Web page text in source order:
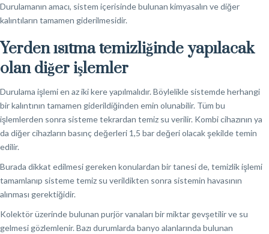
Durulamanın amacı, sistem içerisinde bulunan kimyasalın ve diğer
kalıntıların tamamen giderilmesidir.
Yerden ısıtma temizliğinde yapılacak
olan diğer işlemler
Durulama işlemi en az iki kere yapılmalıdır. Böylelikle sistemde herhangi
bir kalıntının tamamen giderildiğinden emin olunabilir. Tüm bu
işlemlerden sonra sisteme tekrardan temiz su verilir. Kombi cihazının ya
da diğer cihazların basınç değerleri 1,5 bar değeri olacak şekilde temin
edilir.
Burada dikkat edilmesi gereken konulardan bir tanesi de, temizlik işlemi
tamamlanıp sisteme temiz su verildikten sonra sistemin havasının
alınması gerektiğidir.
Kolektör üzerinde bulunan purjör vanaları bir miktar gevşetilir ve su
gelmesi gözlemlenir. Bazı durumlarda banyo alanlarında bulunan